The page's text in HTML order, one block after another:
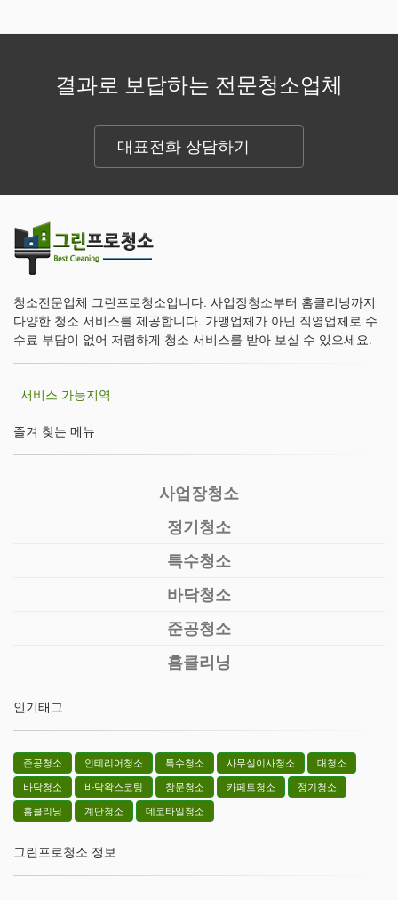
결과로 보답하는 전문청소업체
대표전화 상담하기
청소전문업체 그린프로청소입니다. 사업장청소부터 홈클리닝까지
다양한 청소 서비스를 제공합니다. 가맹업체가 아닌 직영업체로 수
수료 부담이 없어 저렴하게 청소 서비스를 받아 보실 수 있으세요.
서비스 가능지역
즐겨 찾는 메뉴
사업장청소
정기청소
특수청소
바닥청소
준공청소
홈클리닝
인기태그
준공청소 인테리어청소 특수청소 사무실이사청소
대청소
바닥청소
바닥왁스코팅 창문청소 카페트청소
정기청소
홈클리닝
계단청소 데코타일청소
그린프로청소 정보